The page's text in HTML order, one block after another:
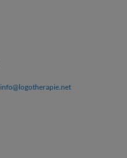
info@logotherapie.net